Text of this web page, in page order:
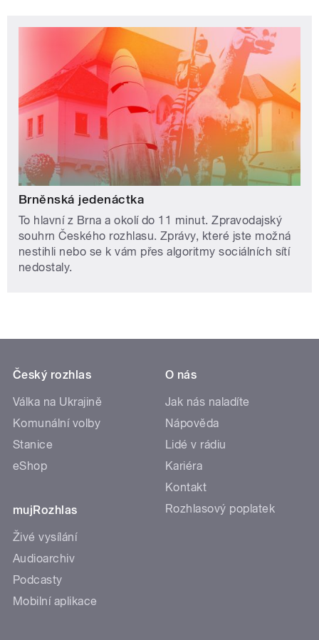
Brněnská jedenáctka
To hlavní z Brna a okolí do 11 minut. Zpravodajský
souhrn Českého rozhlasu. Zprávy, které jste možná
nestihli nebo se k vám přes algoritmy sociálních sítí
nedostaly.
Český rozhlas
Válka na Ukrajině
Komunální volby
Stanice
eShop
mujRozhlas
Živé vysílání
Audioarchiv
Podcasty
Mobilní aplikace
O nás
Jak nás naladíte
Nápověda
Lidé v rádiu
Kariéra
Kontakt
Rozhlasový poplatek